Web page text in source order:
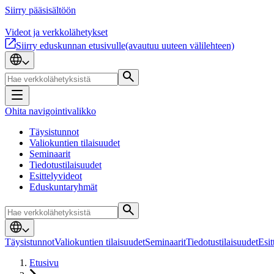
Siirry pääsisältöön
Videot ja verkkolähetykset
Siirry eduskunnan etusivulle(avautuu uuteen välilehteen)
Ohita navigointivalikko
Täysistunnot
Valiokuntien tilaisuudet
Seminaarit
Tiedotustilaisuudet
Esittelyvideot
Eduskuntaryhmät
TäysistunnotValiokuntien tilaisuudetSeminaaritTiedotustilaisuudet
Etusivu